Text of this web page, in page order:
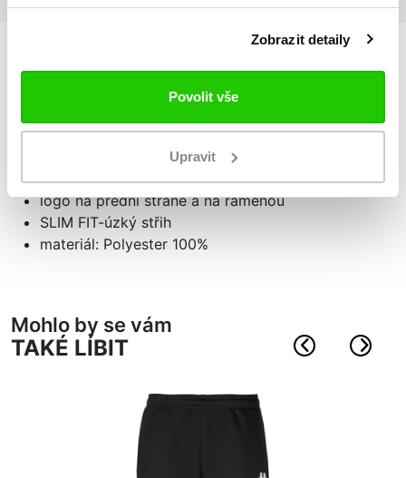
Zobrazit detaily
Povolit vše
Upravit
Podrobnosti o produktu
sportovní triko
na ramenou vsadka ze síťoviny
logo na přední straně a na ramenou
SLIM FIT-úzký střih
materiál: Polyester 100%
Mohlo by se vám
TAKÉ LÍBIT